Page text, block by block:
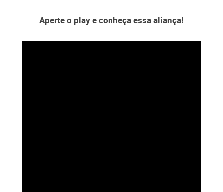
Aperte o play e conheça essa aliança!